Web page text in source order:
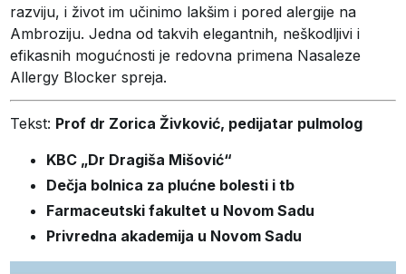
razviju, i život im učinimo lakšim i pored alergije na
Ambroziju. Jedna od takvih elegantnih, neškodljivi i
efikasnih mogućnosti je redovna primena Nasaleze
Allergy Blocker spreja.
Tekst: Prof dr Zorica Živković, pedijatar pulmolog
KBC „Dr Dragiša Mišović“
Dečja bolnica za plućne bolesti i tb
Farmaceutski fakultet u Novom Sadu
Privredna akademija u Novom Sadu